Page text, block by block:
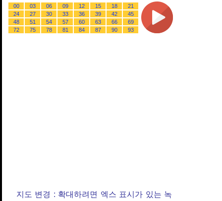
00 03 06 09 12 15 18
21
24
27 30 33 36 39 42
45
48
51 54 57 60 63 66
69
72
75 78 81 84 87 90 93
지도 변경 : 확대하려면 엑스 표시가 있는 녹